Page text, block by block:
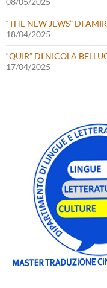
“THE NEW JEWS” DI
18/04/2025
“QUIR” DI NICOLA
17/04/2025